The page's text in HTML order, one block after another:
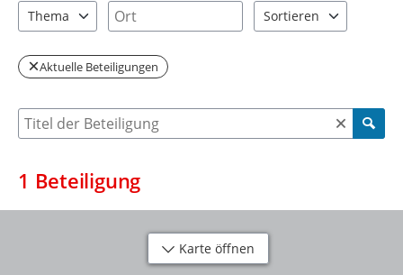
Thema
Ort
Sortieren
Aktuelle Beteiligungen
Suche nach Beteiligung
1 Beteiligung
Karte öffnen